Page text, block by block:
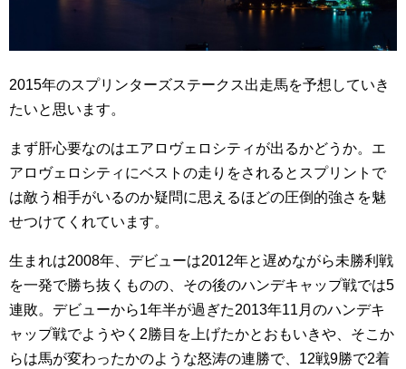
2015年のスプリンターズステークス出走馬を予想していき
たいと思います。
まず肝心要なのはエアロヴェロシティが出るかどうか。エ
アロヴェロシティにベストの走りをされるとスプリントで
は敵う相手がいるのか疑問に思えるほどの圧倒的強さを魅
せつけてくれています。
生まれは2008年、デビューは2012年と遅めながら未勝利戦
を一発で勝ち抜くものの、その後のハンデキャップ戦では5
連敗。デビューから1年半が過ぎた2013年11月のハンデキ
ャップ戦でようやく2勝目を上げたかとおもいきや、そこか
らは馬が変わったかのような怒涛の連勝で、12戦9勝で2着